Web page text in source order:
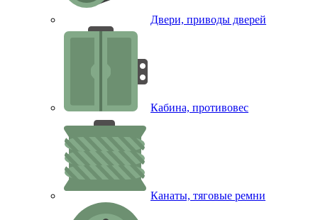
Двери, приводы дверей
Кабина, противовес
Канаты, тяговые ремни